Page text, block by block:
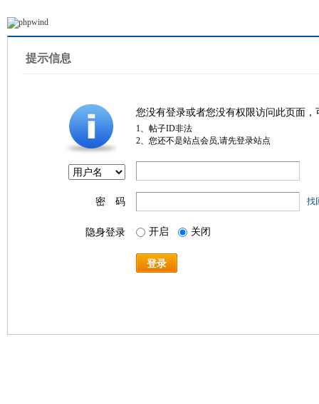
提示信息
您没有登录或者您没有权限访问此页面
1、帖子ID非法
2、您还不是站点会员,请先登录站点
密 码 找
隐身登录 开启 关闭
登录